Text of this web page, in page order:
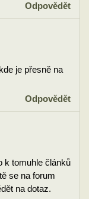
Odpovědět
je přesně na
Odpovědět
k tomuhle článků
se na forum
na dotaz.